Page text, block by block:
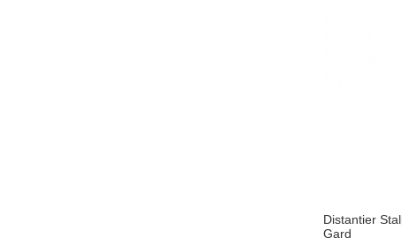
Distantier
Gard